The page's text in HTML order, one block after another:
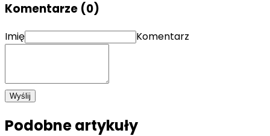
Komentarze (0)
Imię Komentarz
Wyślij
Podobne artykuły